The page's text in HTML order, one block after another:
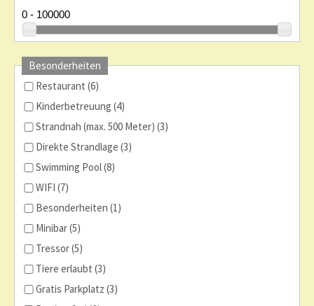
Besonderheiten
Restaurant (6)
Kinderbetreuung (4)
Strandnah (max. 500 Meter) (3)
Direkte Strandlage (3)
Swimming Pool (8)
WIFI (7)
Besonderheiten (1)
Minibar (5)
Tressor (5)
Tiere erlaubt (3)
Gratis Parkplatz (3)